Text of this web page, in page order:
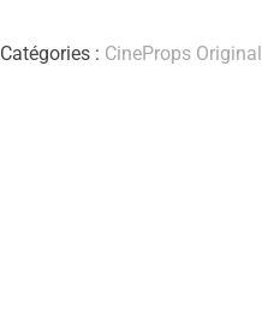
Catégories : CineProps Original